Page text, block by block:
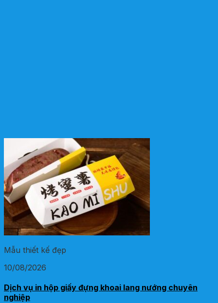
Mẫu thiết kế đẹp
10/08/2026
Dịch vụ in hộp giấy đựng khoai lang nướng chuyên
nghiệp